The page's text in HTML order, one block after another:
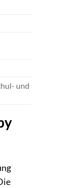
und